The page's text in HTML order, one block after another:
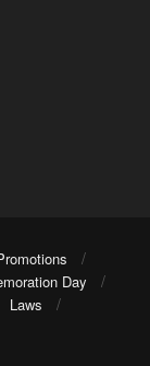
Day
Laws